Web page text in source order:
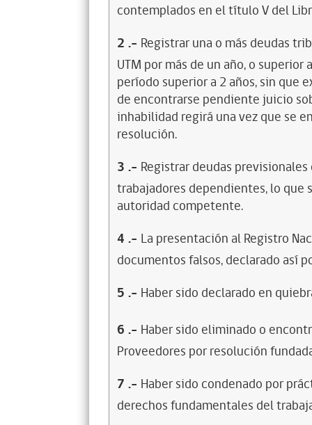
contemplados en el título V del
2 .- Registrar una o más deudas
UTM por más de un año, o
período superior a 2 años, sin que
de encontrarse pendiente juicio
inhabilidad regirá una vez que se
resolución.
3 .- Registrar deudas
trabajadores dependientes, lo
autoridad competente.
4 .- La presentación al Registro
documentos falsos, declarado así
5 .- Haber sido declarado en
6 .- Haber sido eliminado o
Proveedores por resolución
7 .- Haber sido condenado por
derechos fundamentales del